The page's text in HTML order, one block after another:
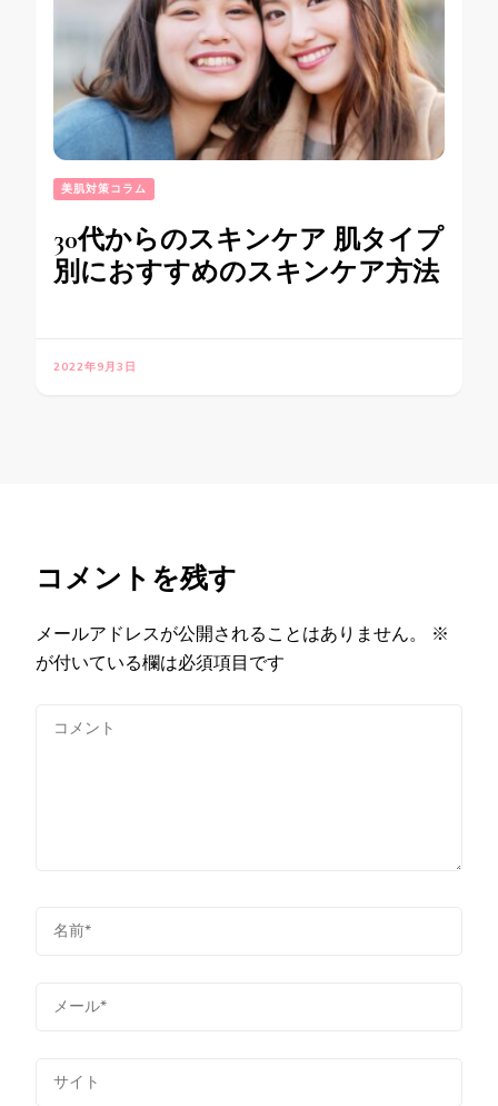
美肌対策コラム
30代からのスキンケア 肌タイプ
別におすすめのスキンケア方法
2022年9月3日
コメントを残す
メールアドレスが公開されることはありません。
※
が付いている欄は必須項目です